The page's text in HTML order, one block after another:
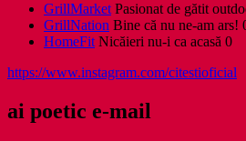
GrillMarket Pasionat de gătit
GrillNation Bine că nu ne-am ars!
HomeFit Nicăieri nu-i ca acasă 0
https://www.instagram.com/citestioficial
ai poetic e-mail